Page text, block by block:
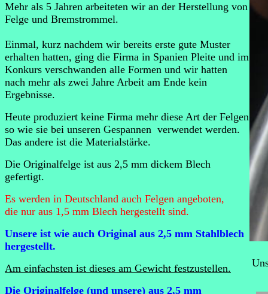
Mehr als 5 Jahren arbeiteten wir an der Herstellung von
Felge und Bremstrommel.
Einmal, kurz nachdem wir bereits erste gute Muster
erhalten hatten, ging die Firma in Spanien Pleite und im
Konkurs verschwanden alle Formen und wir hatten
nach mehr als zwei Jahre Arbeit am Ende kein
Ergebnisse.
Heute produziert keine Firma mehr diese Art der Felgen
so wie sie bei unseren Gespannen verwendet werden.
Das andere ist die Materialstärke.
Die Originalfelge ist aus 2,5 mm dickem Blech
gefertigt.
Es werden in Deutschland auch Felgen angeboten,
die nur aus 1,5 mm Blech hergestellt sind.
Unsere ist wie auch Original aus 2,5 mm Stahlblech
hergestellt.
Am einfachsten ist dieses am Gewicht festzustellen.
Die Originalfelge (und unsere) aus 2,5 mm